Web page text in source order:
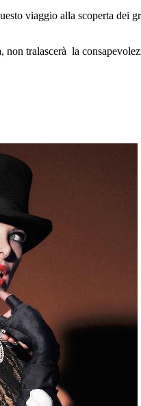
viaggio alla scoperta dei
tralascerà la